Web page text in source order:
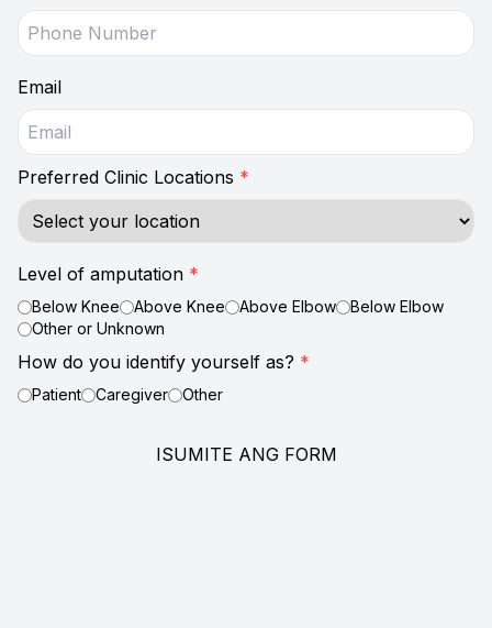
Email
Preferred Clinic Locations *
Level of amputation *
Below Knee Above Knee Above Elbow
Below Elbow
Other or Unknown
How do you identify yourself as? *
Patient Caregiver Other
ISUMITE ANG FORM